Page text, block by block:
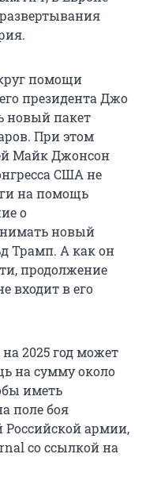
помощи
президента Джо
новый пакет
При этом
Майк Джонсон
США не
на помощь
о
новый
Трамп. А как он
продолжение
входит в его
2025 год может
на сумму около
иметь
поле боя
Российской армии,
со ссылкой на